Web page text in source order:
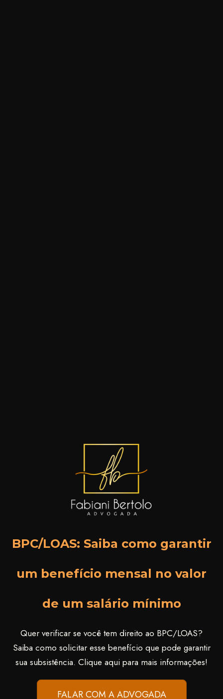
BPC/LOAS: Saiba como garantir
um benefício mensal no valor
de um salário mínimo
Quer verificar se você tem direito ao BPC/LOAS?
Saiba como solicitar esse benefício que pode garantir
sua subsistência. Clique aqui para mais informações!
FALAR COM A ADVOGADA